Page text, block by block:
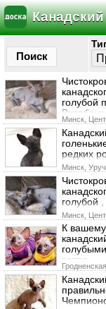
Поиск
голубой
Витебске
Минск,
редких
Минск,
голубой
Минск,
К
ветпа